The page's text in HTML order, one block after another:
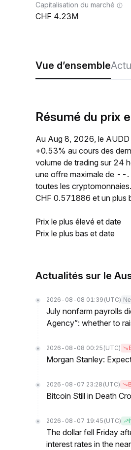
Capitalisation du marché
4.23M
Vue d’ensemble
Résumé du prix
Au Aug 8, 2026, le
+0.53% au cours des
volume de trading sur 24
une offre maximale de --.
toutes les
CHF 0.571886 et un plus
Prix le plus élevé et date
Prix le plus bas et date
Actualités sur le
2026-08-08 01:39 (UTC)
July nonfarm payrolls
Agency”: whether to
2026-08-08 00:25 (UTC)
Morgan Stanley:
2026-08-07 23:28 (UTC)
Bitcoin Still in Death
2026-08-07 19:45 (UTC)
The dollar fell Friday
interest rates in the